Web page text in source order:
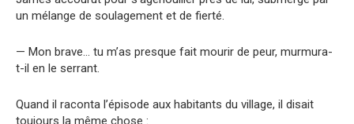
un mélange de soulagement et de fierté.
— Mon brave… tu m’as presque fait mourir de peur, murmura-
t-il en le serrant.
Quand il raconta l’épisode aux habitants du village, il disait
toujours la même chose :